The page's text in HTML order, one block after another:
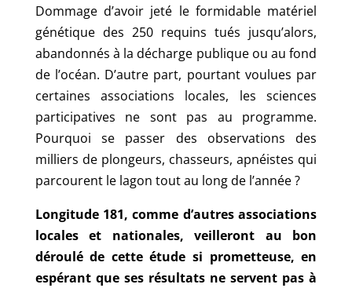
Dommage d’avoir jeté le formidable matériel
génétique des 250 requins tués jusqu’alors,
abandonnés à la décharge publique ou au fond
de l’océan. D’autre part, pourtant voulues par
certaines associations locales, les sciences
participatives ne sont pas au programme.
Pourquoi se passer des observations des
milliers de plongeurs, chasseurs, apnéistes qui
parcourent le lagon tout au long de l’année ?
Longitude 181, comme d’autres associations
locales et nationales, veilleront au bon
déroulé de cette étude si prometteuse, en
espérant que ses résultats ne servent pas à